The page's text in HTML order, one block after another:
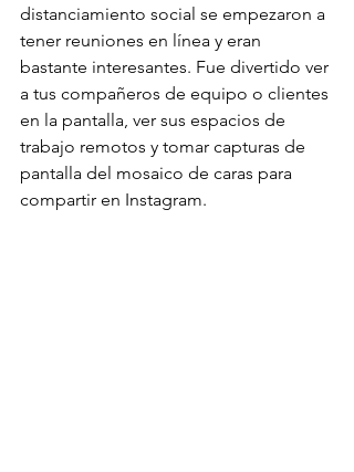
distanciamiento social se empezaron a
tener reuniones en línea y eran
bastante interesantes. Fue divertido ver
a tus compañeros de equipo o clientes
en la pantalla, ver sus espacios de
trabajo remotos y tomar capturas de
pantalla del mosaico de caras para
compartir en Instagram.